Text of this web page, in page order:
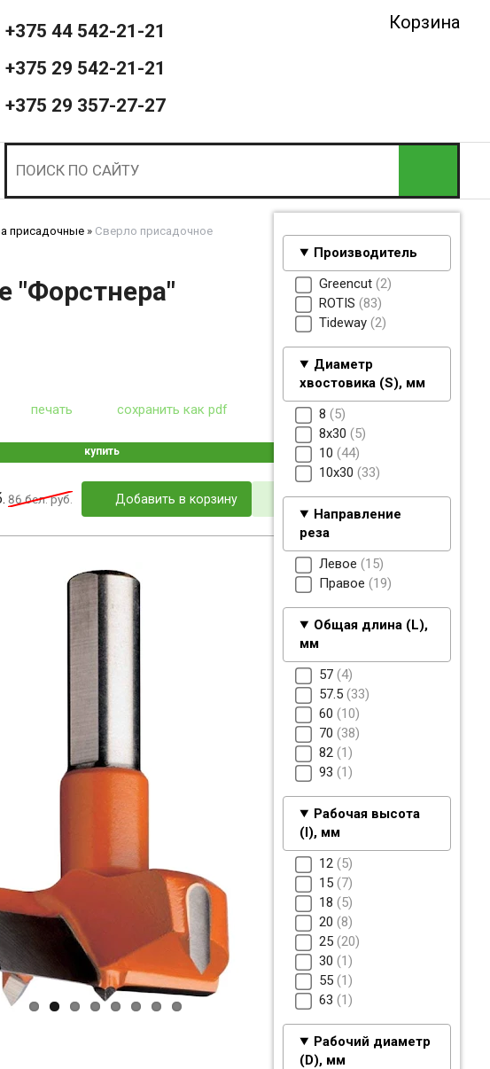
+375 44 542-21-21
+375 29 542-21-21
+375 29 357-27-27
Корзина
Производитель
Greencut 2
ROTIS 83
Tideway 2
Диаметр
хвостовика (S), мм
8 5
8x30 5
10 44
10x30 33
Направление
реза
Левое 15
Правое 19
Общая длина (L),
мм
57 4
57.5 33
60 10
70 38
82 1
93 1
Рабочая высота
(I), мм
12 5
15 7
18 5
20 8
25 20
30 1
55 1
63 1
Рабочий диаметр
(D), мм
присадочные » Сверло присадочное
"Форстнера"
печать сохранить как pdf
купить
86бел. руб. Добавить в корзину